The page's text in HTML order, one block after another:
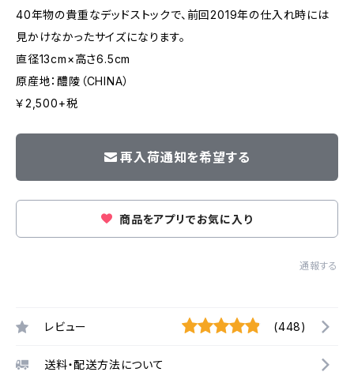
40年物の貴重なデッドストックで、前回2019年の仕入れ時には
見かけなかったサイズになります。
直径13cm×高さ6.5cm
原産地：醴陵（CHINA）
￥2,500+税
再入荷通知を希望する
商品をアプリでお気に入り
通報する
レビュー (448)
送料・配送方法について